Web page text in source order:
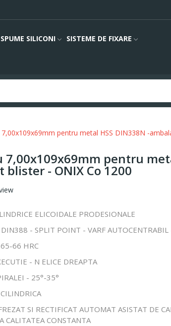
SILICONI
SISTEME DE FIXARE
pentru metal HSS DIN338N -
7,00x109x69mm pentru
blister - ONIX Co 1200
ELICOIDALE PRODESIONALE
DIN388 - SPLIT POINT - VARF AUTOCENTRABIL
66 HRC
- N ELICE DREAPTA
- 25°-35°
SI RECTIFICAT AUTOMAT ASISTAT DE
CALITATEA CONSTANTA